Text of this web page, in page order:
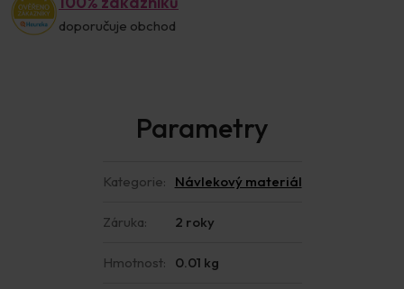
doporučuje obchod
Kategorie: Návlekový materiál
Záruka: 2 roky
Hmotnost: 0.01 kg